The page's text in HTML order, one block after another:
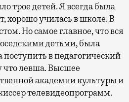
трое детей. Я всегда была
хорошо училась в школе. В
Но самое главное, что вся
детьми, была
в педагогический
что левша. Высшее
академии культуры и
телевидеопрограмм.